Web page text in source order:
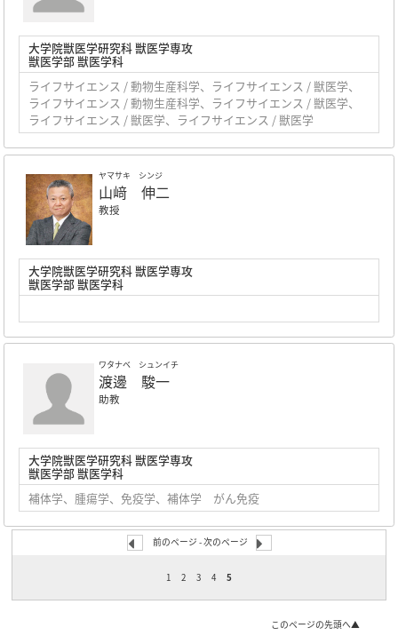
大学院獣医学研究科 獣医学専攻
獣医学部 獣医学科
ライフサイエンス / 動物生産科学、ライフサイエンス / 獣医学、
ライフサイエンス / 動物生産科学、ライフサイエンス / 獣医学、
ライフサイエンス / 獣医学、ライフサイエンス / 獣医学
ヤマサキ シンジ
山﨑 伸二
教授
大学院獣医学研究科 獣医学専攻
獣医学部 獣医学科
ワタナベ シュンイチ
渡邊 駿一
助教
大学院獣医学研究科 獣医学専攻
獣医学部 獣医学科
補体学、腫瘍学、免疫学、補体学 がん免疫
前のページ - 次のページ
1 2 3 4 5
このページの先頭へ▲